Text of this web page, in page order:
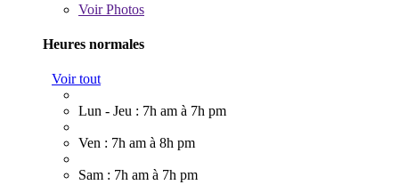
VoirPhotos
Heures normales
Voir tout
Lun - Jeu : 7h am à 7h pm
Ven : 7h am à 8h pm
Sam : 7h am à 7h pm